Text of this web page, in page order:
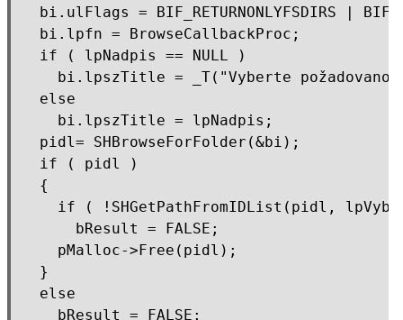
bi.ulFlags = BIF_RETURNONLYFSDIRS |
  bi.lpfn = BrowseCallbackProc;
  if ( lpNadpis == NULL )
bi.lpszTitle = _T("Vyberte
  else
    bi.lpszTitle = lpNadpis;
  pidl= SHBrowseForFolder(&bi);
  if ( pidl )
  {
if ( !SHGetPathFromIDList(pidl,
      bResult = FALSE;
    pMalloc->Free(pidl);
  }
  else
    bResult = FALSE;